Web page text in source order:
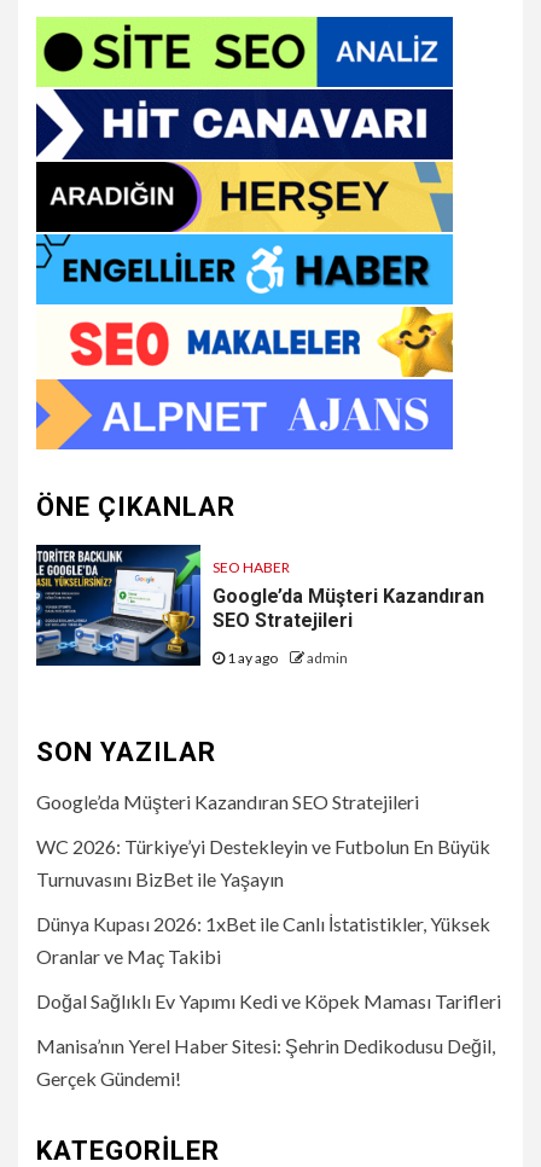
ÖNE ÇIKANLAR
SEO HABER
Google’da Müşteri Kazandıran
SEO Stratejileri
1 ay ago admin
SON YAZILAR
Google’da Müşteri Kazandıran SEO Stratejileri
WC 2026: Türkiye’yi Destekleyin ve Futbolun En Büyük
Turnuvasını BizBet ile Yaşayın
Dünya Kupası 2026: 1xBet ile Canlı İstatistikler, Yüksek
Oranlar ve Maç Takibi
Doğal Sağlıklı Ev Yapımı Kedi ve Köpek Maması Tarifleri
Manisa’nın Yerel Haber Sitesi: Şehrin Dedikodusu Değil,
Gerçek Gündemi!
KATEGORILER